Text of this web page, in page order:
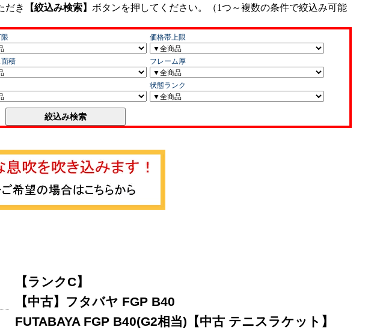
【ランクC】
【中古】フタバヤ FGP B40
FUTABAYA FGP B40(G2相当)【中古 テニスラケット】